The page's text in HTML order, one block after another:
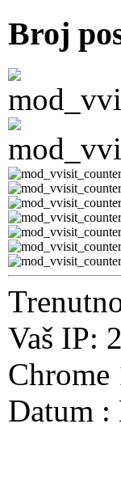
Broj
Vaš IP:
Datum